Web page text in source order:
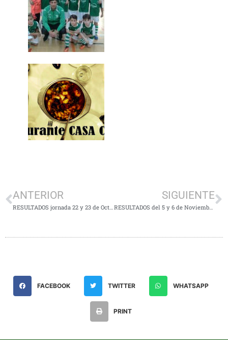
ANTERIOR
RESULTADOS jornada 22 y 23 de Octubre
SIGUIENTE
RESULTADOS del 5 y 6 de Noviembre.
FACEBOOK TWITTER WHATSAPP
PRINT